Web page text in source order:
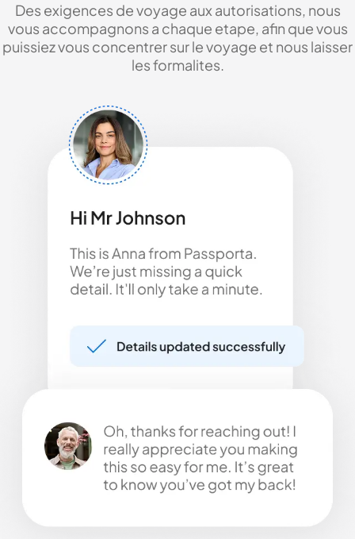
Des exigences de voyage aux autorisations, nous
vous accompagnons a chaque etape, afin que vous
puissiez vous concentrer sur le voyage et nous laisser
les formalites.